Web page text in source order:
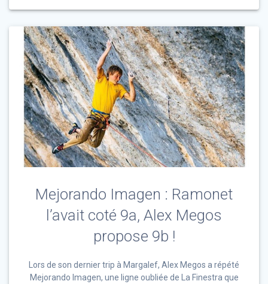
Mejorando Imagen : Ramonet
l’avait coté 9a, Alex Megos
propose 9b !
Lors de son dernier trip à Margalef, Alex Megos a répété
Mejorando Imagen, une ligne oubliée de La Finestra que